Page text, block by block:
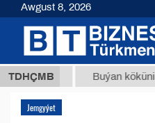
TDHÇMB Buýan köküniň
Jemgyýet
Awgust 8, 2026